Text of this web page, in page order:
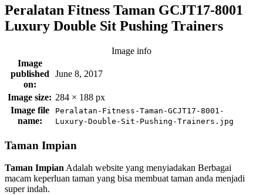
Peralatan Fitness Taman GCJT17-8001
Luxury Double Sit Pushing Trainers
Image info
Image
published
on:
June 8, 2017
Image size: 284 × 188 px
Image file
name:
Peralatan-Fitness-Taman-GCJT17-8001-
Luxury-Double-Sit-Pushing-Trainers.jpg
Footer
sidebar
Taman Impian
Taman Impian Adalah website yang menyiadakan Berbagai
macam keperluan taman yang bisa membuat taman anda menjadi
super indah.